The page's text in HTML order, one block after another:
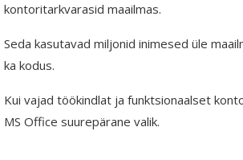
kontoritarkvarasid maailmas.
Seda kasutavad miljonid inimesed üle
ka kodus.
Kui vajad töökindlat ja funktsionaalset
MS Office suurepärane valik.